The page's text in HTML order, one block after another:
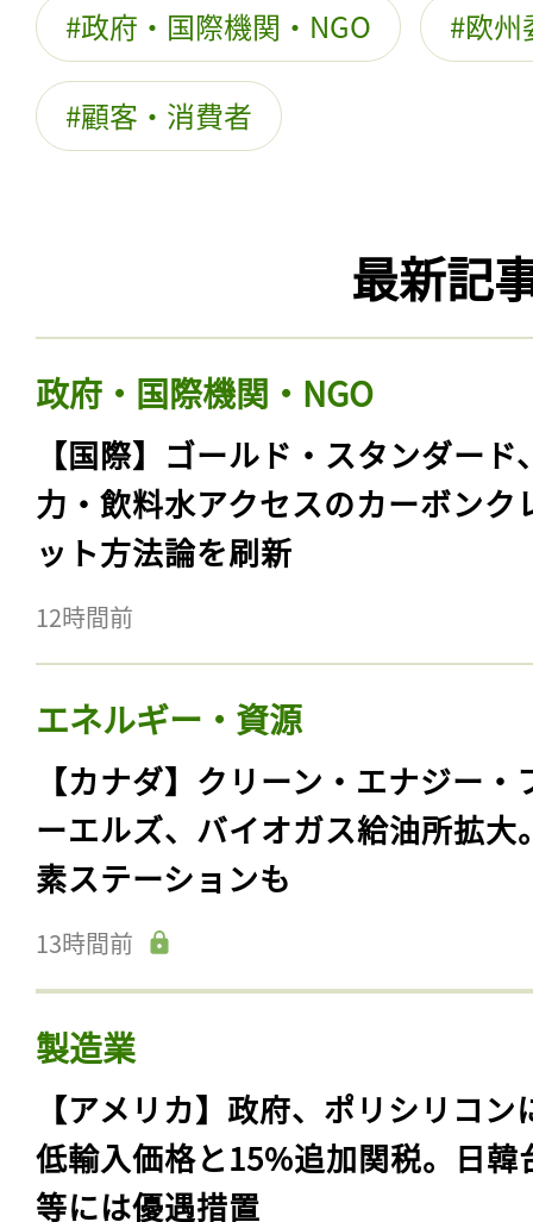
政府・国際機関・NGO 欧州
顧客・消費者
最新記
政府・国際機関・NGO
【国際】ゴールド・スタンダード
力・飲料水アクセスのカーボンク
ット方法論を刷新
12時間前
エネルギー・資源
【カナダ】クリーン・エナジー・
ーエルズ、バイオガス給油所拡大
素ステーションも
13時間前
製造業
【アメリカ】政府、ポリシリコン
低輸入価格と15%追加関税。日韓
等には優遇措置